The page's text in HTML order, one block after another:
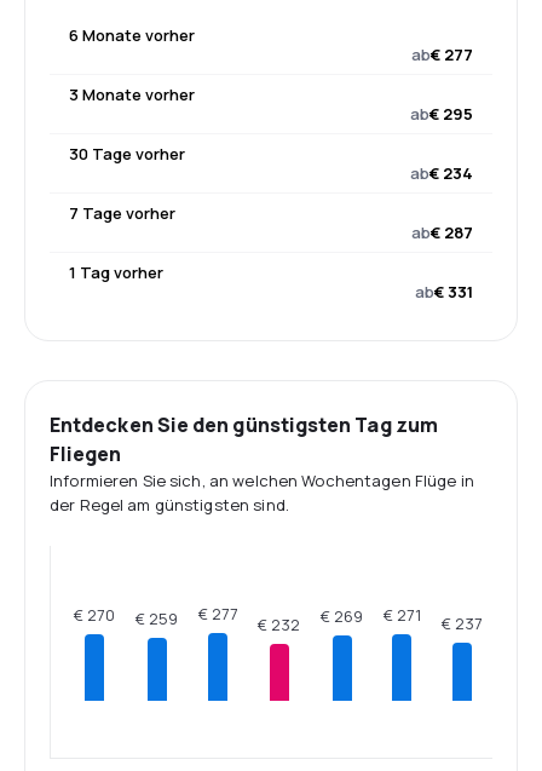
6 Monate vorher
ab€ 277
3 Monate vorher
ab€ 295
30 Tage vorher
ab€ 234
7 Tage vorher
ab€ 287
1 Tag vorher
ab€ 331
Entdecken Sie den günstigsten Tag zum
Fliegen
Informieren Sie sich, an welchen Wochentagen Flüge in
der Regel am günstigsten sind.
€ 270 € 259 € 277
€ 232 € 269 € 271 € 237